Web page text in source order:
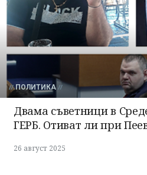
ПОЛИТИКА
Двама съветници в
ГЕРБ. Отиват ли при
26 август 2025